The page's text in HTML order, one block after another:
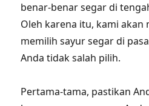
benar-benar segar di
Oleh karena itu, kami
memilih sayur segar di
Anda tidak salah pilih.
Pertama-tama, pastikan